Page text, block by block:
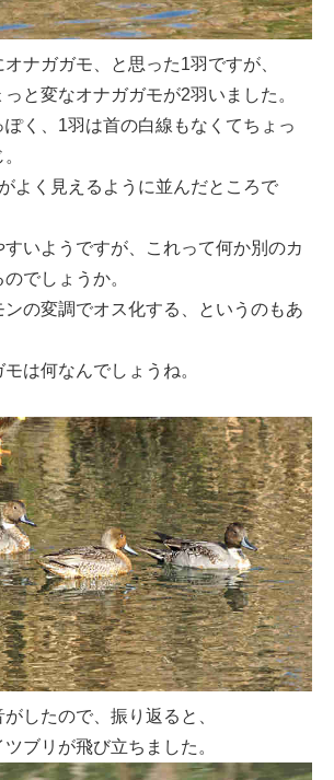
オナガガモ、と思った1羽ですが、
と変なオナガガモが2羽いました。
く、1羽は首の白線もなくてちょっ
よく見えるように並んだところで
すいようですが、これって何か別のカ
でしょうか。
ンの変調でオス化する、というのもあ
は何なんでしょうね。
したので、振り返ると、
ブリが飛び立ちました。